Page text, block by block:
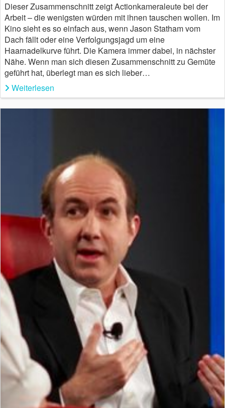
Dieser Zusammenschnitt zeigt Actionkameraleute bei der
Arbeit – die wenigsten würden mit ihnen tauschen wollen. Im
Kino sieht es so einfach aus, wenn Jason Statham vom
Dach fällt oder eine Verfolgungsjagd um eine
Haarnadelkurve führt. Die Kamera immer dabei, in nächster
Nähe. Wenn man sich diesen Zusammenschnitt zu Gemüte
geführt hat, überlegt man es sich lieber…
Weiterlesen